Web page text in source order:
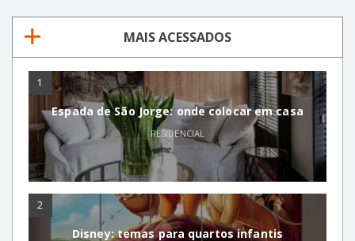
MAIS ACESSADOS
1
Espada de São Jorge: onde colocar em casa
RESIDENCIAL
2
Disney: temas para quartos infantis